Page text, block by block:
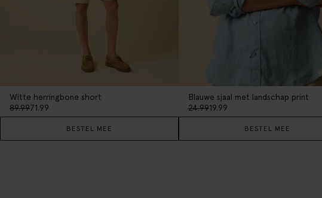
Witte herringbone short
89.9971.99
BESTEL MEE
Blauwe sjaal met landschap print
24.9919.99
BESTEL MEE